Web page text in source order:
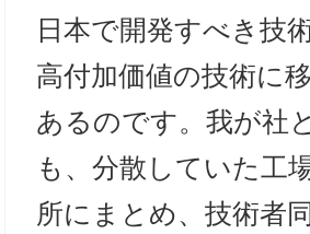
日本で開発すべき技
高付加価値の技術に
あるのです。我が社
も、分散していた工
所にまとめ、技術者